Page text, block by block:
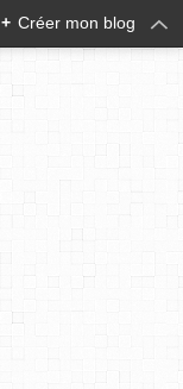
+ Créer mon blog